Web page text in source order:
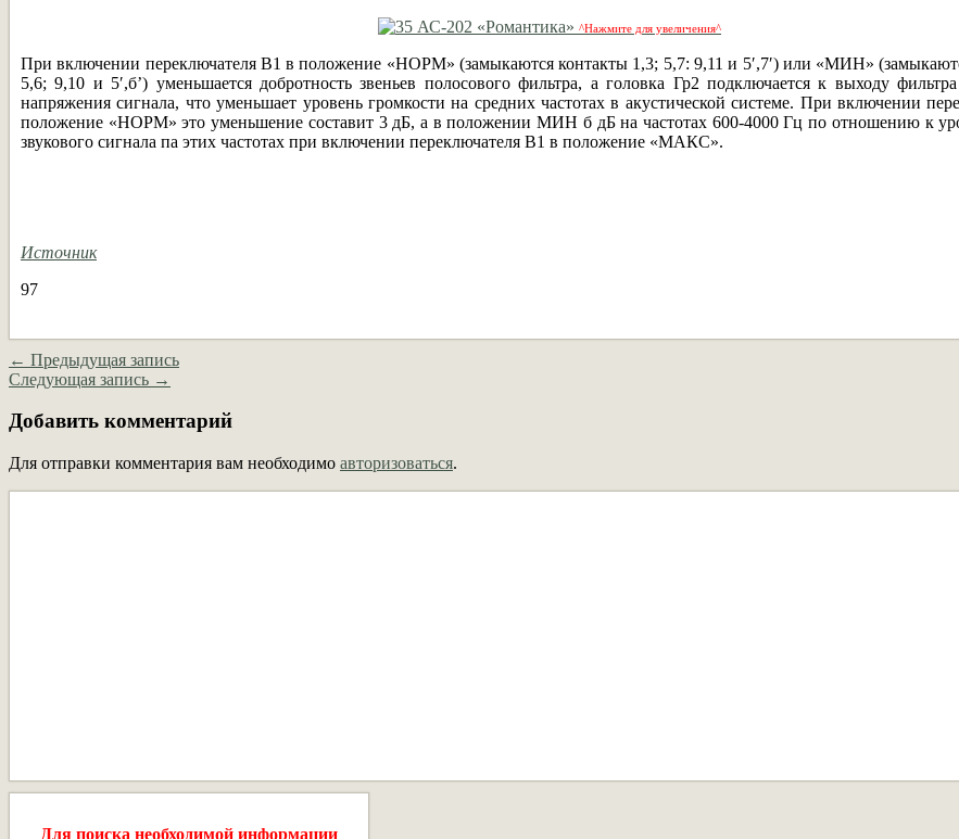
^Нажмите для увеличения^
При включении переключателя В1 в положение «НОРМ» (замыкаются контакты 1,3; 5,7: 9,11 и 5′,7′) или «МИН»
5,6; 9,10 и 5′,б’) уменьшается добротность звеньев полосового фильтра, а головка Гр2 подключается к выходу фильтра
напряжения сигнала, что уменьшает уровень громкости на средних частотах в акустической системе. При включении
положение «НОРМ» это уменьшение составит 3 дБ, а в положении МИН б дБ на частотах 600-4000 Гц по отношению к
звукового сигнала па этих частотах при включении переключателя В1 в положение «МАКС».
Источник
97
← Предыдущая запись
Следующая запись →
Добавить комментарий
Для отправки комментария вам необходимо авторизоваться.
Для поиска необходимой информации